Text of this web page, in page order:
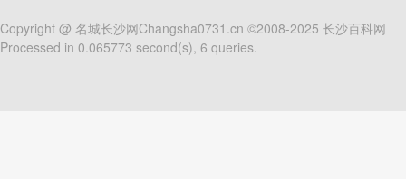
Copyright @ 名城长沙网Changsha0731.cn ©2008-2025 长沙百科网
Processed in 0.065773 second(s), 6 queries.